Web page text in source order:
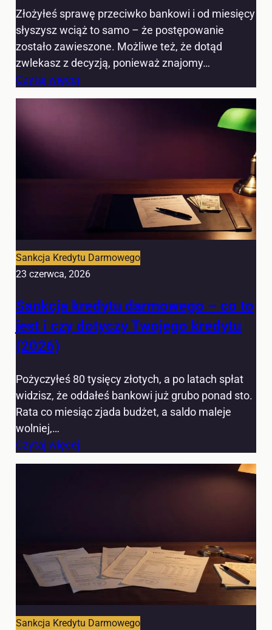
Złożyłeś sprawę przeciwko bankowi i od miesięcy
słyszysz wciąż to samo – że postępowanie
zostało zawieszone. Możliwe też, że dotąd
zwlekasz z decyzją, ponieważ znajomy…
Czytaj więcej
Sankcja Kredytu Darmowego
23 czerwca, 2026
Sankcja kredytu darmowego – co to
jest i czy dotyczy Twojego kredytu
(2026)
Pożyczyłeś 80 tysięcy złotych, a po latach spłat
widzisz, że oddałeś bankowi już grubo ponad sto.
Rata co miesiąc zjada budżet, a saldo maleje
wolniej,…
Czytaj więcej
Sankcja Kredytu Darmowego